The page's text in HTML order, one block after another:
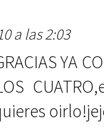
a las 2:03
YA